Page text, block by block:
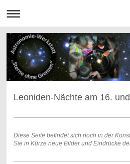
Leoniden-Nächte am 16.
Diese Seite befindet sich noch in der
Sie in Kürze neue Bilder und Eindrücke